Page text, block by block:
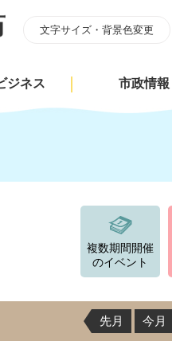
文字サイズ・背景色変更
ジネス 市政情報
複数期間開催
のイベント
先月 今月